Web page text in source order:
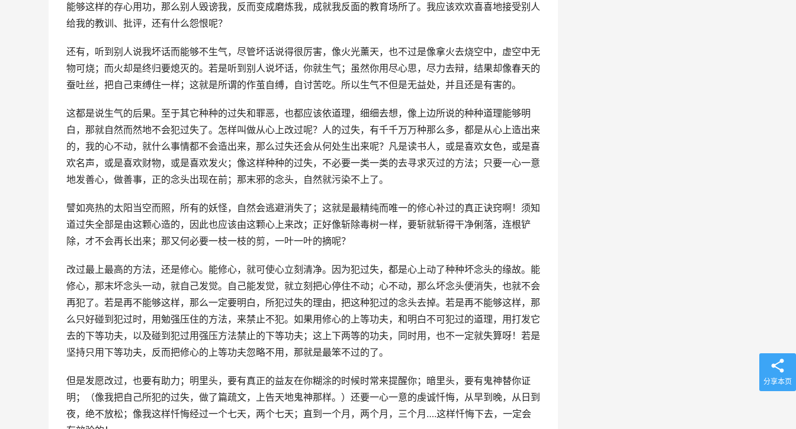
能够这样的存心用功，那么别人毁谤我，反而变成磨炼我，成就我反面的教育场所了。我应该欢欢喜喜地接受别人
给我的教训、批评，还有什么怨恨呢？
还有，听到别人说我坏话而能够不生气，尽管坏话说得很厉害，像火光薰天，也不过是像拿火去烧空中，虚空中无
物可烧；而火却是终归要熄灭的。若是听到别人说坏话，你就生气；虽然你用尽心思，尽力去辩，结果却像春天的
蚕吐丝，把自己束缚住一样；这就是所谓的作茧自缚，自讨苦吃。所以生气不但是无益处，并且还是有害的。
这都是说生气的后果。至于其它种种的过失和罪恶，也都应该依道理，细细去想，像上边所说的种种道理能够明
白，那就自然而然地不会犯过失了。怎样叫做从心上改过呢？人的过失，有千千万万种那么多，都是从心上造出来
的，我的心不动，就什么事情都不会造出来，那么过失还会从何处生出来呢？凡是读书人，或是喜欢女色，或是喜
欢名声，或是喜欢财物，或是喜欢发火；像这样种种的过失，不必要一类一类的去寻求灭过的方法；只要一心一意
地发善心，做善事，正的念头出现在前；那末邪的念头，自然就污染不上了。
譬如亮热的太阳当空而照，所有的妖怪，自然会逃避消失了；这就是最精纯而唯一的修心补过的真正诀窍啊！须知
道过失全部是由这颗心造的，因此也应该由这颗心上来改；正好像斩除毒树一样，要斩就斩得干净俐落，连根铲
除，才不会再长出来；那又何必要一枝一枝的剪，一叶一叶的摘呢？
改过最上最高的方法，还是修心。能修心，就可使心立刻清净。因为犯过失，都是心上动了种种坏念头的缘故。能
修心，那末坏念头一动，就自己发觉。自己能发觉，就立刻把心停住不动；心不动，那么坏念头便消失，也就不会
再犯了。若是再不能够这样，那么一定要明白，所犯过失的理由，把这种犯过的念头去掉。若是再不能够这样，那
么只好碰到犯过时，用勉强压住的方法，来禁止不犯。如果用修心的上等功夫，和明白不可犯过的道理，用打发它
去的下等功夫，以及碰到犯过用强压方法禁止的下等功夫；这上下两等的功夫，同时用，也不一定就失算呀！若是
坚持只用下等功夫，反而把修心的上等功夫忽略不用，那就是最笨不过的了。
但是发愿改过，也要有助力；明里头，要有真正的益友在你糊涂的时候时常来提醒你；暗里头，要有鬼神替你证
明；（像我把自己所犯的过失，做了篇疏文，上告天地鬼神那样。）还要一心一意的虔诚忏悔，从早到晚，从日到
夜，绝不放松；像我这样忏悔经过一个七天，两个七天；直到一个月，两个月，三个月….这样忏悔下去，一定会
分享本页